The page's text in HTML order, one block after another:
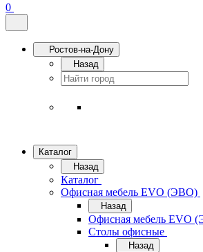
0
Ростов-на-Дону
Назад
Каталог
Назад
Каталог
Офисная мебель EVO (ЭВО)
Назад
Офисная мебель EVO
Cтолы офисные
Назад